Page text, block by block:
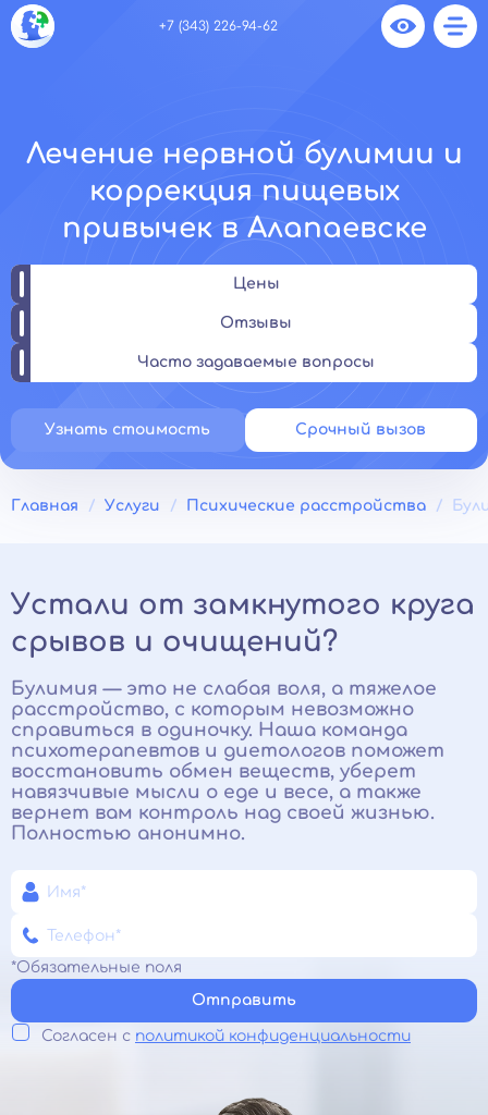
+7 (343) 226-94-62
Лечение нервной булимии и
коррекция пищевых
привычек в Алапаевске
Цены
Отзывы
Часто задаваемые вопросы
Узнать стоимость Срочный вызов
Главная Услуги Психические расстройства
Устали от замкнутого круга
срывов и очищений?
Булимия — это не слабая воля, а тяжелое
расстройство, с которым невозможно
справиться в одиночку. Наша команда
психотерапевтов и диетологов поможет
восстановить обмен веществ, уберет
навязчивые мысли о еде и весе, а также
вернет вам контроль над своей жизнью.
Полностью анонимно.
*Обязательные поля
Отправить
Согласен с политикой конфиденциальности